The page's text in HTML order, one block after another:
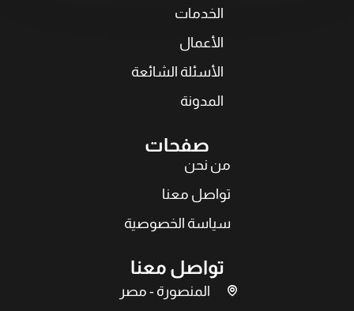
الخدمات
الأعمال
الأسئلة الشائعة
المدونة
صفحات
من نحن
تواصل معنا
سياسة الخصوصية
تواصل معنا
المنصورة - مصر